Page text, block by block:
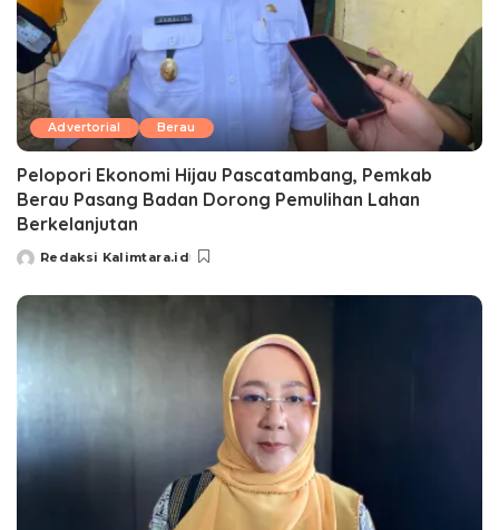
Advertorial Berau
Pelopori Ekonomi Hijau Pascatambang, Pemkab
Berau Pasang Badan Dorong Pemulihan Lahan
Berkelanjutan
Redaksi Kalimtara.id